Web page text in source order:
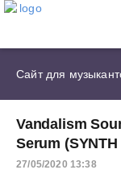
Сайт для
Vandalism
Serum
27/05/2020 13:38